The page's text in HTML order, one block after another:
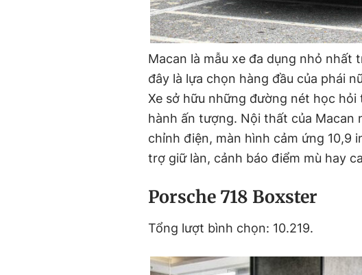
Macan là mẫu xe đa dụng nhỏ nhất
đây là lựa chọn hàng đầu của phái
Xe sở hữu những đường nét học hỏi
hành ấn tượng. Nội thất của Macan
chỉnh điện, màn hình cảm ứng 10,9
trợ giữ làn, cảnh báo điểm mù hay
Porsche 718 Boxster
Tổng lượt bình chọn: 10.219.